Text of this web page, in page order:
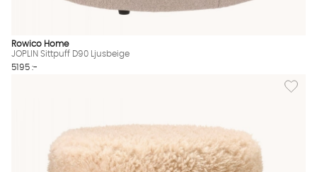
Rowico Home
JOPLIN Sittpuff D90 Ljusbeige
5195 :-
Lägg